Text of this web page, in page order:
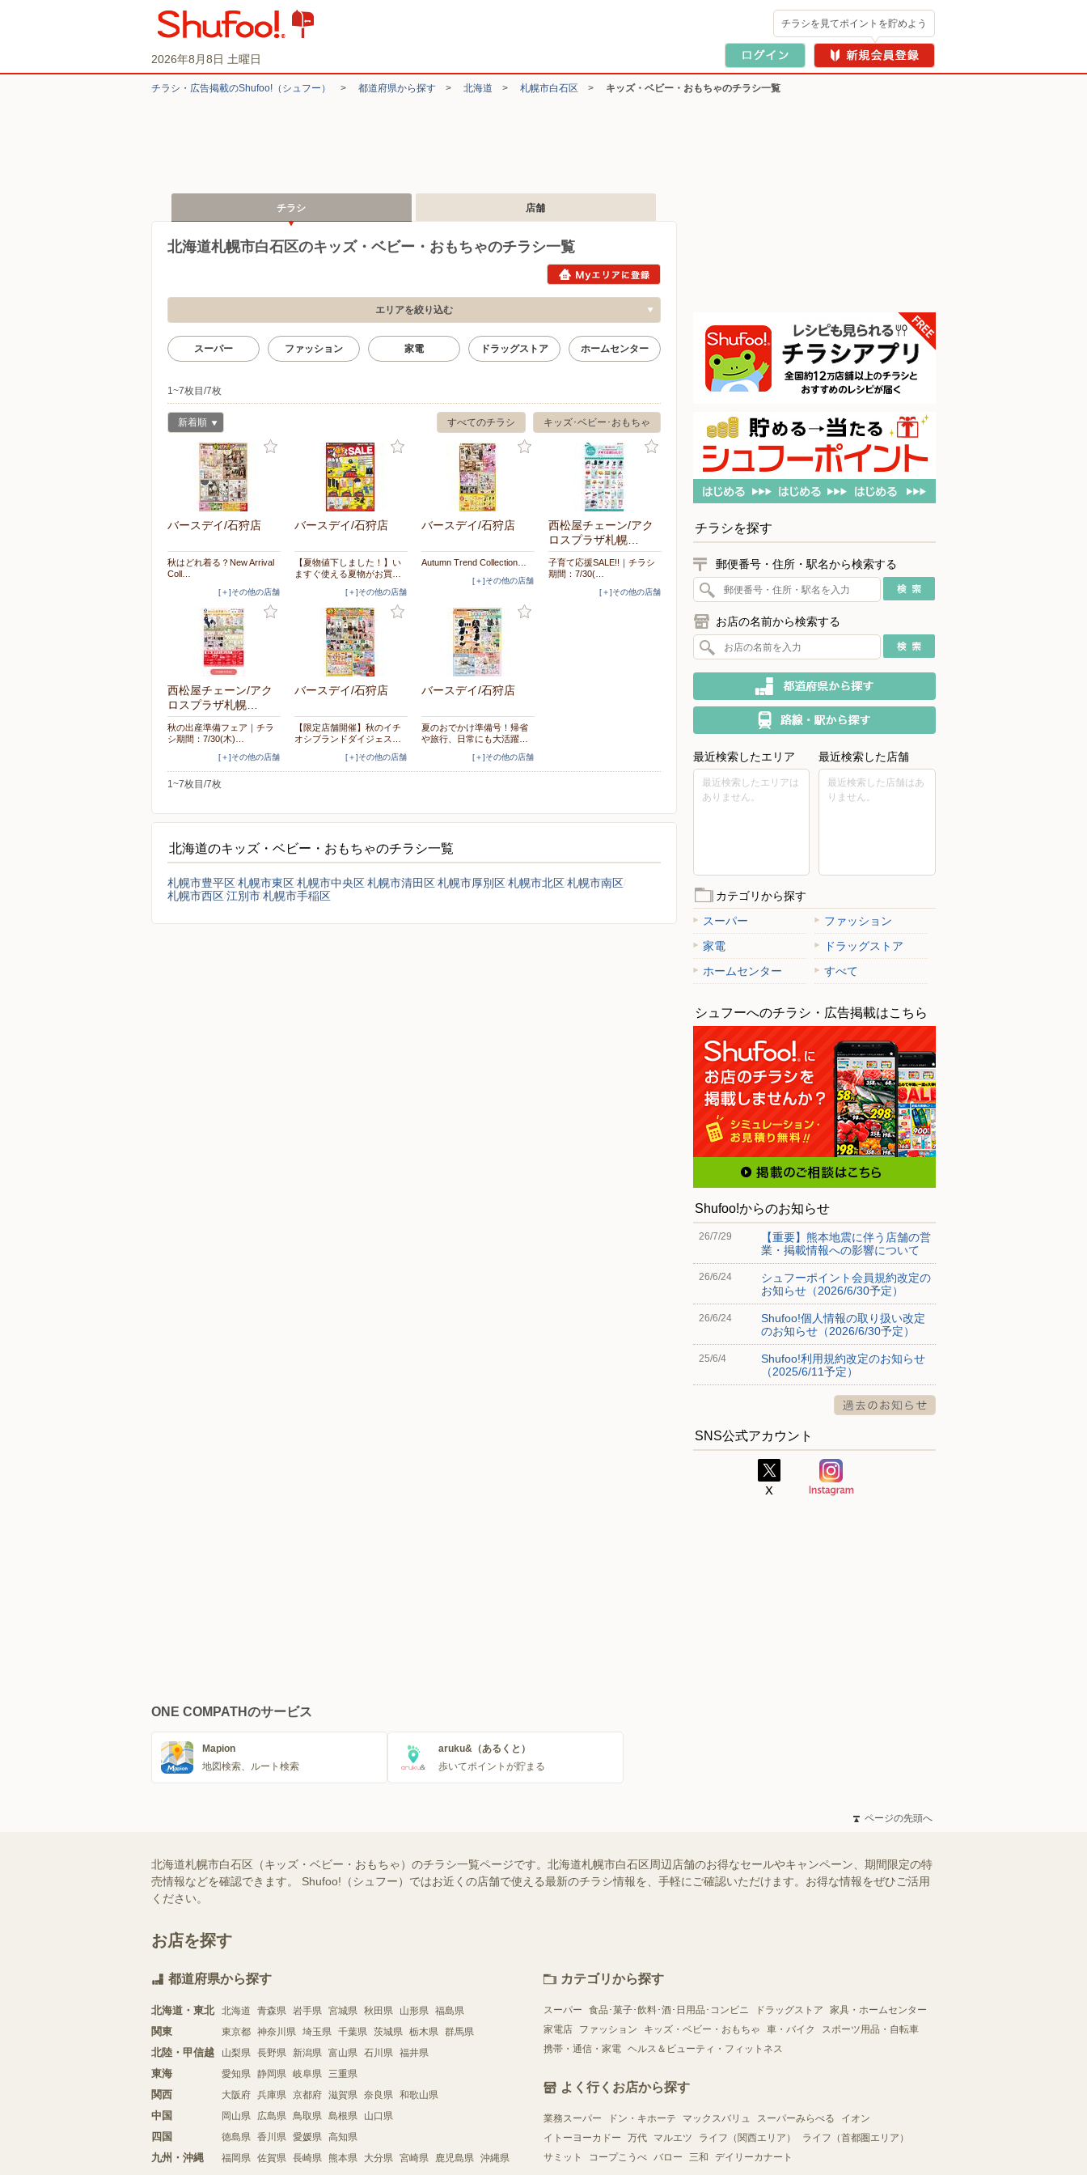
2026年8月8日 土曜日
チラシを見てポイントを貯めよう
チラシ・​広告掲載の​Shufoo!​（シュフー） > 都道府県から探す > 北海道 > 札幌市白石区 > キッズ・ベビー・おもちゃのチラシ一覧
チラシ 店舗
北海道札幌市白石区のキッズ・ベビー・おもちゃのチラシ一覧
エリアを絞り込む
スーパー ファッション 家電 ドラッグストア ホームセンター
1~7枚目/7枚
キッズ･ベビー･おもちゃ
すべてのチラシ
新着順
バースデイ/石狩店
秋はどれ着る？New Arrival
Coll…
[＋]その他の店舗
バースデイ/石狩店
【夏物値下しました！】い
ますぐ使える夏物がお買…
[＋]その他の店舗
バースデイ/石狩店
Autumn Trend Collection…
[＋]その他の店舗
西松屋チェーン/アク
ロスプラザ札幌…
子育て応援SALE!!｜チラシ
期間：7/30(…
[＋]その他の店舗
西松屋チェーン/アク
ロスプラザ札幌…
秋の出産準備フェア｜チラ
シ期間：7/30(木)…
[＋]その他の店舗
バースデイ/石狩店
【限定店舗開催】秋のイチ
オシブランドダイジェス…
[＋]その他の店舗
バースデイ/石狩店
夏のおでかけ準備号！帰省
や旅行、日常にも大活躍…
[＋]その他の店舗
1~7枚目/7枚
北海道のキッズ・ベビー・おもちゃのチラシ一覧
札幌市豊平区札幌市東区札幌市中央区札幌市清田区札幌市厚別区札幌市北区札幌市南区
札幌市西区江別市札幌市手稲区
チラシを探す
郵便番号・住所・駅名から検索する
お店の名前から検索する
最近検索したエリア
最近検索したエリアは
ありません。
最近検索した店舗
最近検索した店舗はあ
りません。
カテゴリから探す
スーパー
ファッション
家電
ドラッグストア
ホームセンター
すべて
シュフーへのチラシ・広告掲載はこちら
Shufoo!からのお知らせ
26/7/29
【重要】熊本地震に伴う店舗の営
業・掲載情報への影響について
26/6/24
シュフーポイント会員規約改定の
お知らせ（2026/6/30予定）
26/6/24
Shufoo!個人情報の取り扱い改定
のお知らせ（2026/6/30予定）
25/6/4
Shufoo!利用規約改定のお知らせ
（2025/6/11予定）
SNS公式アカウント
ONE COMPATHのサービス
Mapion
地図検索、ルート検索
aruku&（あるくと）
歩いてポイントが貯まる
ページの先頭へ
北海道札幌市白石区（キッズ・ベビー・おもちゃ）のチラシ一覧ページです。北海道札幌市白石区周辺店舗のお得なセールやキャンペーン、期間限定の特
売情報などを確認できます。 Shufoo!（シュフー）ではお近くの店舗で使える最新のチラシ情報を、手軽にご確認いただけます。お得な情報をぜひご活用
ください。
お店を探す
都道府県から探す
北海道・東北 北海道 青森県 岩手県 宮城県 秋田県 山形県 福島県
関東 東京都 神奈川県 埼玉県 千葉県 茨城県 栃木県 群馬県
北陸・甲信越 山梨県 長野県 新潟県 富山県 石川県 福井県
東海 愛知県 静岡県 岐阜県 三重県
関西 大阪府 兵庫県 京都府 滋賀県 奈良県 和歌山県
中国 岡山県 広島県 鳥取県 島根県 山口県
四国 徳島県 香川県 愛媛県 高知県
九州・沖縄 福岡県 佐賀県 長崎県 熊本県 大分県 宮崎県 鹿児島県 沖縄県
カテゴリから探す
スーパー 食品･菓子･飲料･酒･日用品･コンビニ ドラッグストア
家具・ホームセンター
家電店
ファッション キッズ・ベビー・おもちゃ 車・バイク
スポーツ用品・自転車
携帯・通信・家電 ヘルス＆ビューティ・フィットネス
よく行くお店から探す
業務スーパー ドン・キホーテ マックスバリュ スーパーみらべる
イオン
イトーヨーカドー
万代 マルエツ ライフ（関西エリア）
ライフ（首都圏エリア）
サミット
コープこうべ バロー 三和 デイリーカナート